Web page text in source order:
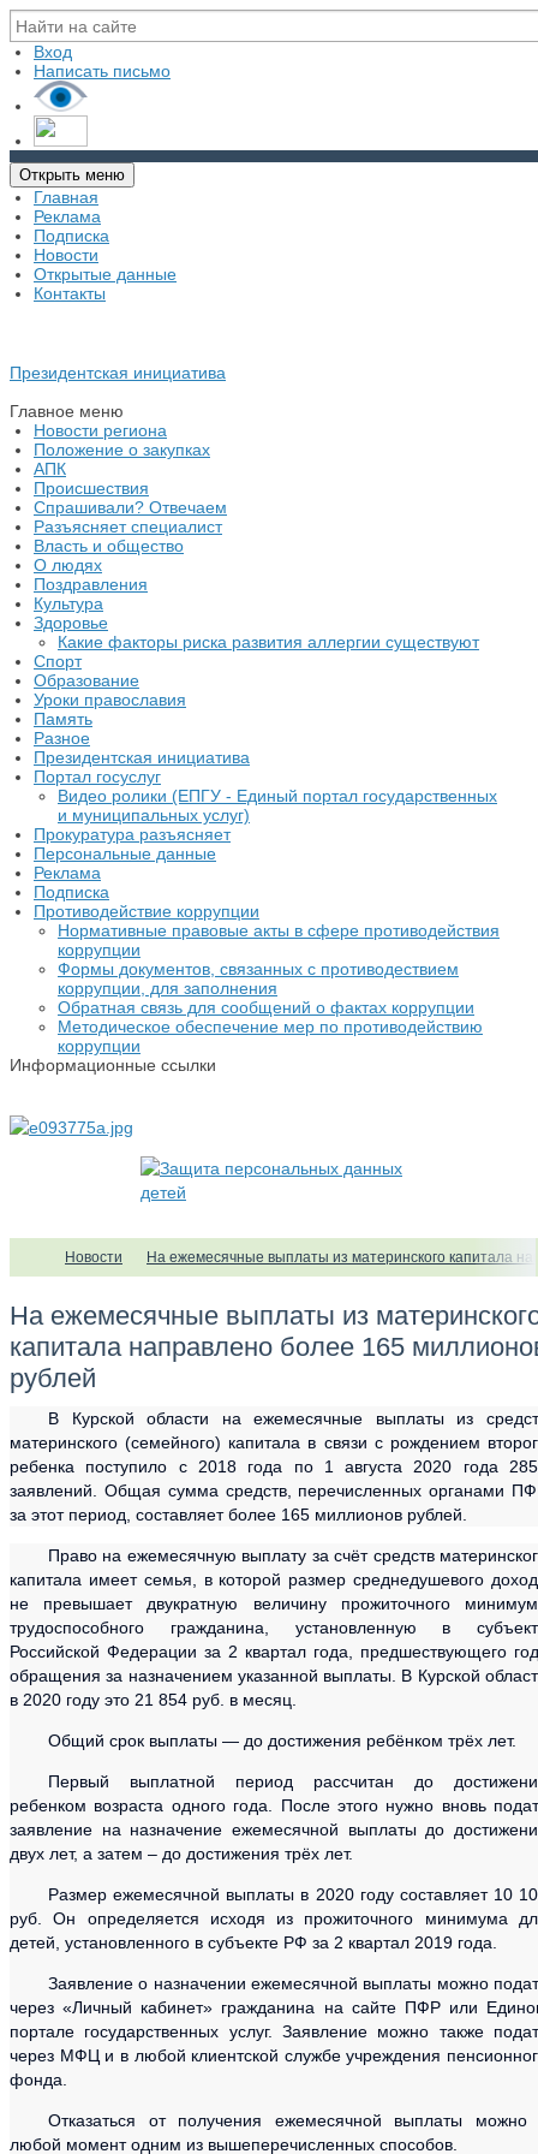
Вход
Написать письмо
Открыть меню
Главная
Реклама
Подписка
Новости
Открытые данные
Контакты
Президентская инициатива
Главное меню
Новости региона
Положение о закупках
АПК
Происшествия
Спрашивали? Отвечаем
Разъясняет специалист
Власть и общество
О людях
Поздравления
Культура
Здоровье
Какие факторы риска развития аллергии существуют
Спорт
Образование
Уроки православия
Память
Разное
Президентская инициатива
Портал госуслуг
Видео ролики (ЕПГУ - Единый портал государственных
и муниципальных услуг)
Прокуратура разъясняет
Персональные данные
Реклама
Подписка
Противодействие коррупции
Нормативные правовые акты в сфере противодействия
коррупции
Формы документов, связанных с противодествием
коррупции, для заполнения
Обратная связь для сообщений о фактах коррупции
Методическое обеспечение мер по противодействию
коррупции
Информационные ссылки
Новости На ежемесячные выплаты из материнского капитала
На ежемесячные выплаты из
капитала направлено более 165
рублей
В Курской области на ежемесячные выплаты из
материнского (семейного) капитала в связи с рождением
ребенка поступило с 2018 года по 1 августа 2020 года
заявлений. Общая сумма средств, перечисленных органами
за этот период, составляет более 165 миллионов рублей.
Право на ежемесячную выплату за счёт средств
капитала имеет семья, в которой размер среднедушевого
не превышает двукратную величину прожиточного
трудоспособного гражданина, установленную в
Российской Федерации за 2 квартал года, предшествующего
обращения за назначением указанной выплаты. В Курской
в 2020 году это 21 854 руб. в месяц.
Общий срок выплаты — до достижения ребёнком трёх лет.
Первый выплатной период рассчитан до
ребенком возраста одного года. После этого нужно вновь
заявление на назначение ежемесячной выплаты до
двух лет, а затем – до достижения трёх лет.
Размер ежемесячной выплаты в 2020 году составляет 10
руб. Он определяется исходя из прожиточного минимума
детей, установленного в субъекте РФ за 2 квартал 2019 года.
Заявление о назначении ежемесячной выплаты можно
через «Личный кабинет» гражданина на сайте ПФР или
портале государственных услуг. Заявление можно также
через МФЦ и в любой клиентской службе учреждения
фонда.
Отказаться от получения ежемесячной выплаты можно
любой момент одним из вышеперечисленных способов.